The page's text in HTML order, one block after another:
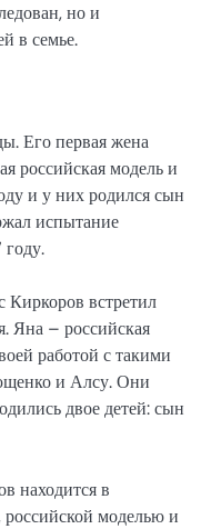
но и
в семье.
Его первая жена
российская модель и
и у них родился сын
испытание
году.
Киркоров встретил
Яна – российская
работой с такими
и Алсу. Они
двое детей: сын
находится в
моделью и